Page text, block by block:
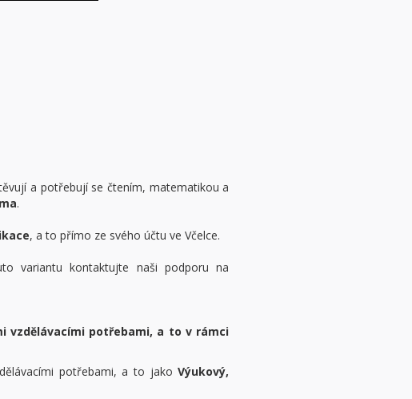
a potřebují se čtením, matematikou a
.
, a to přímo ze svého účtu ve Včelce.
variantu kontaktujte naši podporu na
vzdělávacími potřebami, a to v rámci
potřebami, a to jakoVýukový,